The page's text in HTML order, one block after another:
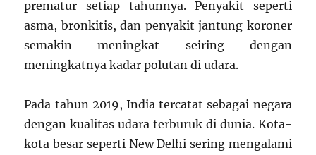
prematur setiap tahunnya. Penyakit seperti
asma, bronkitis, dan penyakit jantung koroner
semakin meningkat seiring dengan
meningkatnya kadar polutan di udara.
Pada tahun 2019, India tercatat sebagai negara
dengan kualitas udara terburuk di dunia. Kota-
kota besar seperti New Delhi sering mengalami